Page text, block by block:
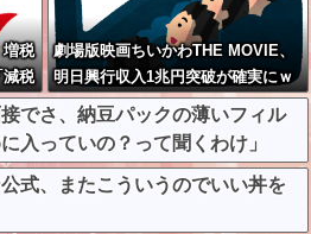
増税
税
劇場版映画ちいかわTHE MOVIE、
明日興行収入1兆円突破が確実にｗ
ｗｗｗｗｗｗｗｗｗｗｗｗ
でさ、納豆パックの薄いフィル
入っていの？って聞くわけ」
式、またこういうのでいい丼を